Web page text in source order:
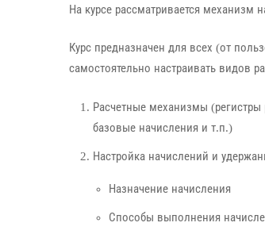
На курсе рассматривается
Курс предназначен для всех (от
самостоятельно настраивать видов
Расчетные механизмы
базовые начисления и т.п.)
Настройка начислений и
Назначение начисления
Способы выполнения